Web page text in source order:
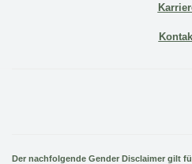
Der nachfolgende Gender Disclaimer gilt